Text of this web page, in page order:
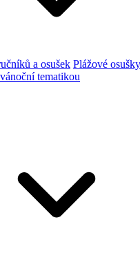
a osušek Plážové osušky
tematikou